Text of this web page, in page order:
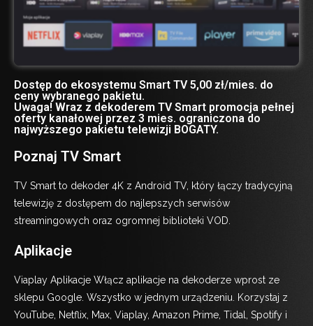
Dostęp do ekosystemu Smart TV 5,00 zł/mies. do
ceny wybranego pakietu.
Uwaga! Wraz z dekoderem TV Smart promocja pełnej
oferty kanałowej przez 3 mies. ograniczona do
najwyższego pakietu telewizji BOGATY.
Poznaj TV Smart
TV Smart to dekoder 4K z Android TV, który łączy tradycyjną
telewizję z dostępem do najlepszych serwisów
streamingowych oraz ogromnej biblioteki VOD.
Aplikacje
Viaplay Aplikacje Włącz aplikacje na dekoderze wprost ze
sklepu Google. Wszystko w jednym urządzeniu. Korzystaj z
YouTube, Netflix, Max, Viaplay, Amazon Prime, Tidal, Spotify i